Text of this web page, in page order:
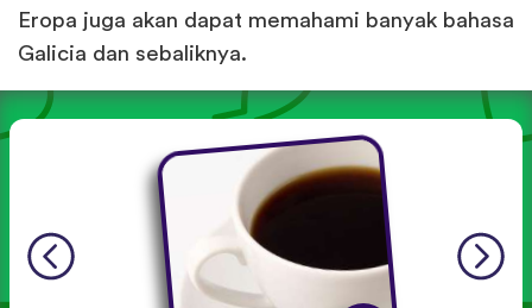
Eropa juga akan dapat memahami banyak bahasa
Galicia dan sebaliknya.